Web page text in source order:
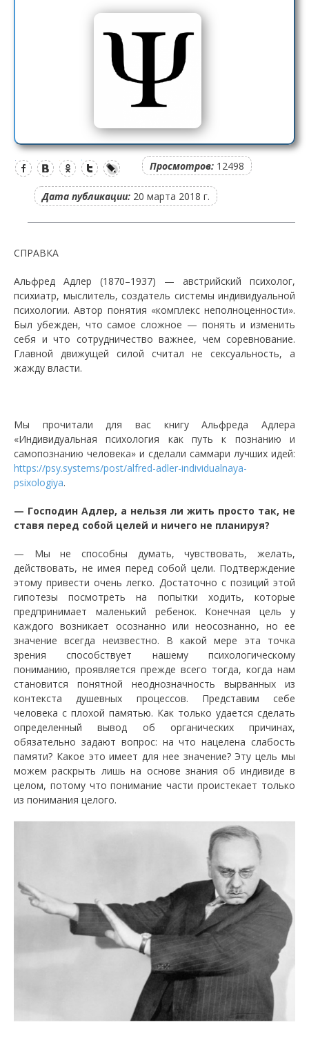
Просмотров: 12498
Дата публикации: 20 марта 2018 г.
СПРАВКА
Альфред Адлер (1870–1937) — австрийский психолог,
психиатр, мыслитель, создатель системы индивидуальной
психологии. Автор понятия «комплекс неполноценности».
Был убежден, что самое сложное — понять и изменить
себя и что сотрудничество важнее, чем соревнование.
Главной движущей силой считал не сексуальность, а
жажду власти.
Мы прочитали для вас книгу Альфреда Адлера
«Индивидуальная психология как путь к познанию и
самопознанию человека» и сделали саммари лучших идей:
https://psy.systems/post/alfred-adler-individualnaya-
psixologiya.
— Господин Адлер, а нельзя ли жить просто так, не
ставя перед собой целей и ничего не планируя?
— Мы не способны думать, чувствовать, желать,
действовать, не имея перед собой цели. Подтверждение
этому привести очень легко. Достаточно с позиций этой
гипотезы посмотреть на попытки ходить, которые
предпринимает маленький ребенок. Конечная цель у
каждого возникает осознанно или неосознанно, но ее
значение всегда неизвестно. В какой мере эта точка
зрения способствует нашему психологическому
пониманию, проявляется прежде всего тогда, когда нам
становится понятной неоднозначность вырванных из
контекста душевных процессов. Представим себе
человека с плохой памятью. Как только удается сделать
определенный вывод об органических причинах,
обязательно задают вопрос: на что нацелена слабость
памяти? Какое это имеет для нее значение? Эту цель мы
можем раскрыть лишь на основе знания об индивиде в
целом, потому что понимание части проистекает только
из понимания целого.